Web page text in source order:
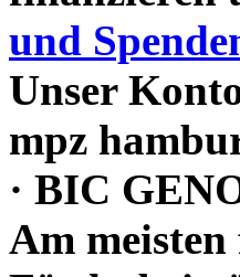
und
Unser
mpz
· BIC
Am